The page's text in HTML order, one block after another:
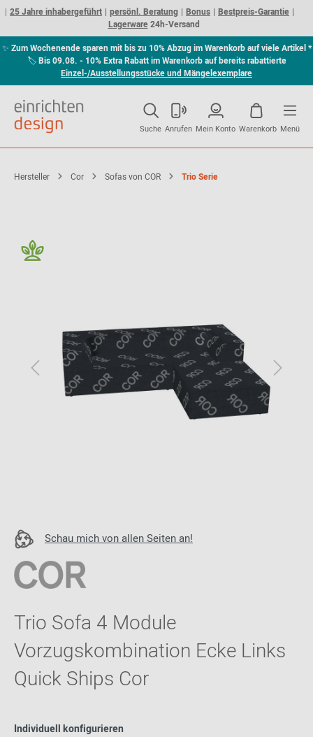
25 Jahre inhabergeführt persönl. Beratung Bonus
Bestpreis-Garantie
Lagerware24h-Versand
✨ Zum Wochenende sparen mit bis zu 10% Abzug im Warenkorb auf viele Artikel *
🏷Bis 09.08. - 10% Extra Rabatt im Warenkorb auf bereits rabattierte
Einzel-/Ausstellungsstücke und Mängelexemplare
Suche Anrufen Mein Konto Warenkorb Menü
Hersteller Cor Sofas von COR Trio Serie
Schau mich von allen Seiten an!
Trio Sofa 4 Module
Vorzugskombination Ecke Links
Quick Ships Cor
Individuell konfigurieren